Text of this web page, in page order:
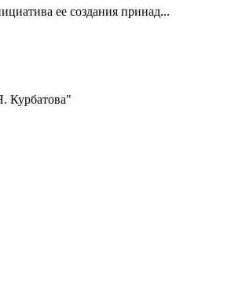
ее создания принад...
Курбатова"